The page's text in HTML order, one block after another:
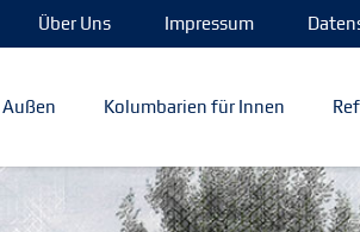
Über Uns Impressum
Kolumbarien für Innen